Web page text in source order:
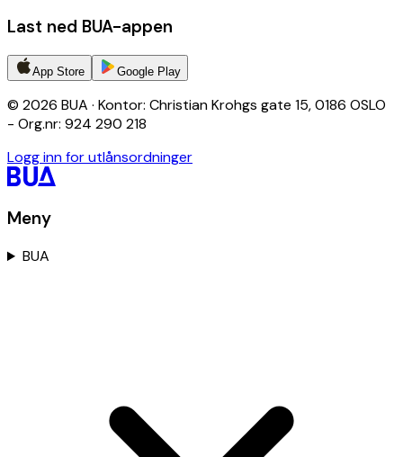
Last ned BUA-appen
App Store Google Play
© 2026 BUA · Kontor: Christian Krohgs gate 15, 0186 OSLO
- Org.nr: 924 290 218
Logg inn for utlånsordninger
Meny
BUA